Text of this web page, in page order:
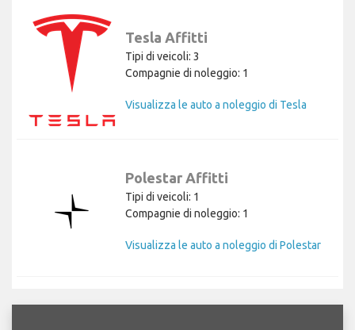
Tesla Affitti
Tipi di veicoli: 3
Compagnie di noleggio: 1
Visualizza le auto a noleggio di Tesla
Polestar Affitti
Tipi di veicoli: 1
Compagnie di noleggio: 1
Visualizza le auto a noleggio di Polestar